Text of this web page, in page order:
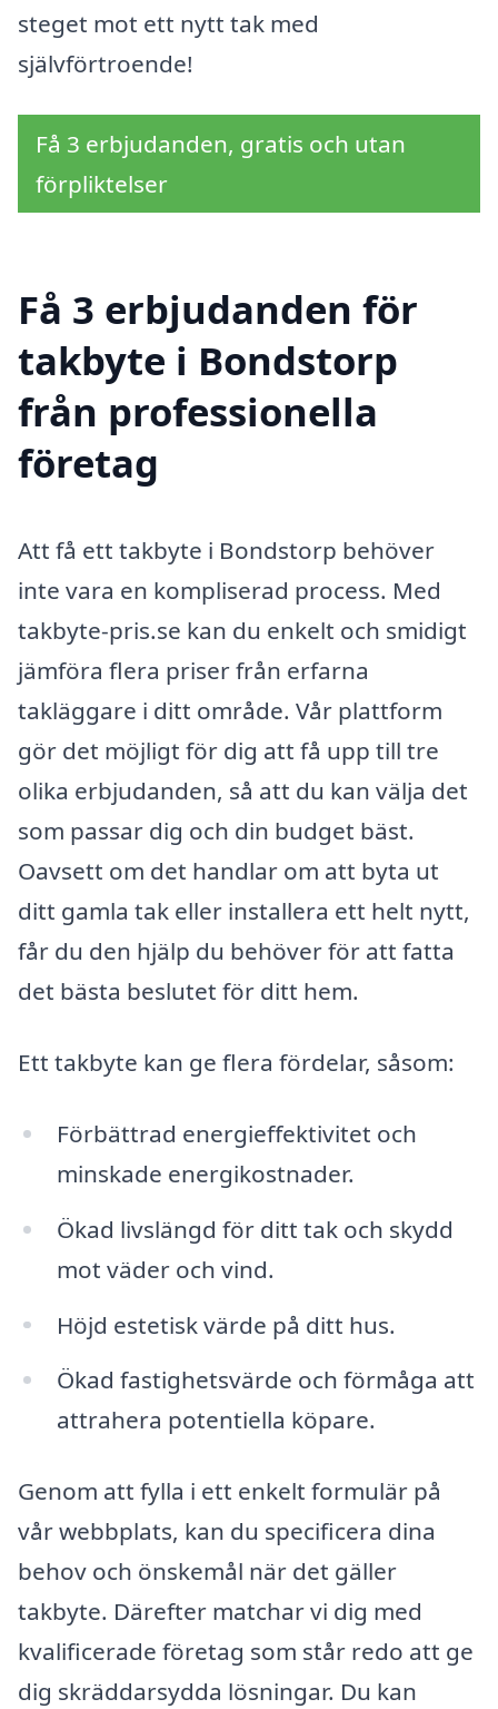
steget mot ett nytt tak med
självförtroende!
Få 3 erbjudanden, gratis och utan
förpliktelser
Få 3 erbjudanden för
takbyte i Bondstorp
från professionella
företag
Att få ett takbyte i Bondstorp behöver
inte vara en kompliserad process. Med
takbyte-pris.se kan du enkelt och smidigt
jämföra flera priser från erfarna
takläggare i ditt område. Vår plattform
gör det möjligt för dig att få upp till tre
olika erbjudanden, så att du kan välja det
som passar dig och din budget bäst.
Oavsett om det handlar om att byta ut
ditt gamla tak eller installera ett helt nytt,
får du den hjälp du behöver för att fatta
det bästa beslutet för ditt hem.
Ett takbyte kan ge flera fördelar, såsom:
Förbättrad energieffektivitet och
minskade energikostnader.
Ökad livslängd för ditt tak och skydd
mot väder och vind.
Höjd estetisk värde på ditt hus.
Ökad fastighetsvärde och förmåga att
attrahera potentiella köpare.
Genom att fylla i ett enkelt formulär på
vår webbplats, kan du specificera dina
behov och önskemål när det gäller
takbyte. Därefter matchar vi dig med
kvalificerade företag som står redo att ge
dig skräddarsydda lösningar. Du kan